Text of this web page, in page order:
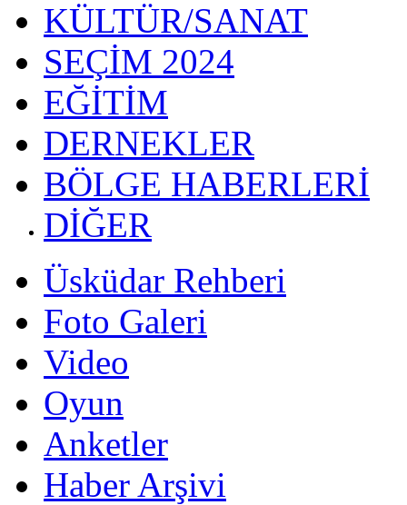
KÜLTÜR/SANAT
SEÇİM 2024
EĞİTİM
DERNEKLER
BÖLGE HABERLERİ
DİĞER
Üsküdar Rehberi
Foto Galeri
Video
Oyun
Anketler
Haber Arşivi